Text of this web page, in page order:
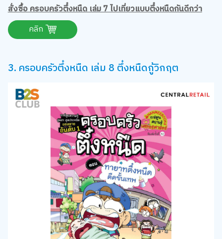
คลิก
3. ครอบครัวตึ๋งหนืด เล่ม 8 ตึ๋งหนืดกู้วิกฤต